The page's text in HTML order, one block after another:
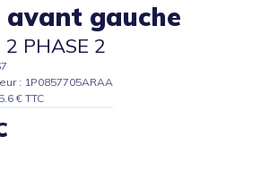
avant gauche
2 PHASE 2
: 1P0857705ARAA
€ TTC